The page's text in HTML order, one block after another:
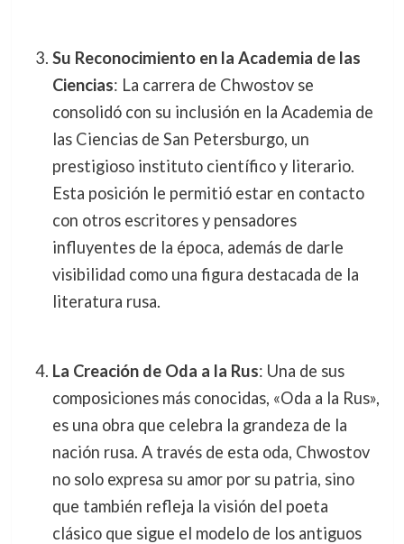
Su Reconocimiento en la Academia de las
Ciencias: La carrera de Chwostov se
consolidó con su inclusión en la Academia de
las Ciencias de San Petersburgo, un
prestigioso instituto científico y literario.
Esta posición le permitió estar en contacto
con otros escritores y pensadores
influyentes de la época, además de darle
visibilidad como una figura destacada de la
literatura rusa.
La Creación de Oda a la Rus: Una de sus
composiciones más conocidas, «Oda a la Rus»,
es una obra que celebra la grandeza de la
nación rusa. A través de esta oda, Chwostov
no solo expresa su amor por su patria, sino
que también refleja la visión del poeta
clásico que sigue el modelo de los antiguos